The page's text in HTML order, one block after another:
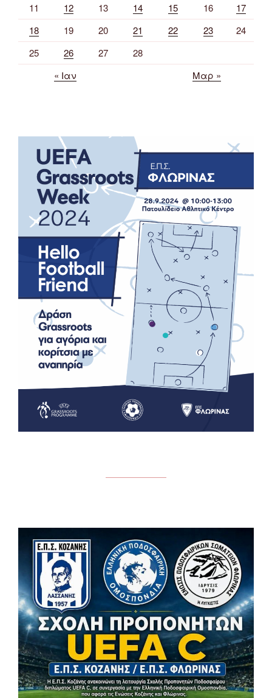
11
12 13 14 15 16
17
18
19 20 21 22 23
24
25
26 27
28
« Ιαν
Μαρ »